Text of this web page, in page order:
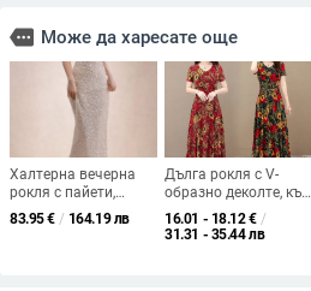
more Може да харесате още
Халтерна вечерна
рокля с пайети,
А‑линия дълга рокля,
висока талия,
83.95€ / 164.19 лв
Дълга рокля с V-
образно деколте, къс
ръкав, талия средна,
принтирана
16.01 - 18.12€ /
31.31 - 35.44 лв